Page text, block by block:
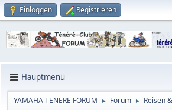
Einloggen Registrieren
Hauptmenü
YAMAHA TENERE FORUM ► Forum ► Reisen